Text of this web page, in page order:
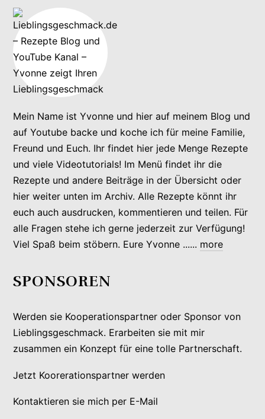
Mein Name ist Yvonne und hier auf meinem Blog und
auf Youtube backe und koche ich für meine Familie,
Freund und Euch. Ihr findet hier jede Menge Rezepte
und viele Videotutorials! Im Menü findet ihr die
Rezepte und andere Beiträge in der Übersicht oder
hier weiter unten im Archiv. Alle Rezepte könnt ihr
euch auch ausdrucken, kommentieren und teilen. Für
alle Fragen stehe ich gerne jederzeit zur Verfügung!
Viel Spaß beim stöbern. Eure Yvonne ...... more
SPONSOREN
Werden sie Kooperationspartner oder Sponsor von
Lieblingsgeschmack. Erarbeiten sie mit mir
zusammen ein Konzept für eine tolle Partnerschaft.
Jetzt Koorerationspartner werden
Kontaktieren sie mich per E-Mail